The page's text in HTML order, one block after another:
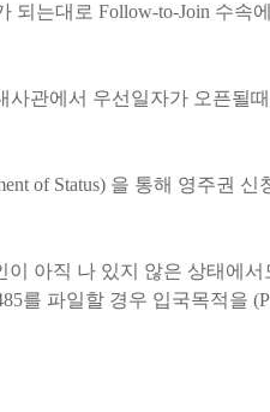
는대로 Follow-to-Join 수속
사관에서 우선일자가 오픈될
of Status) 을 통해 영주권 신
이 아직 나 있지 않은 상태에
를 파일할 경우 입국목적을